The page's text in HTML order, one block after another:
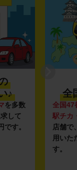
♪
を多数
して
す。
全
全国47
駅チカ
店舗で
用いた
す。